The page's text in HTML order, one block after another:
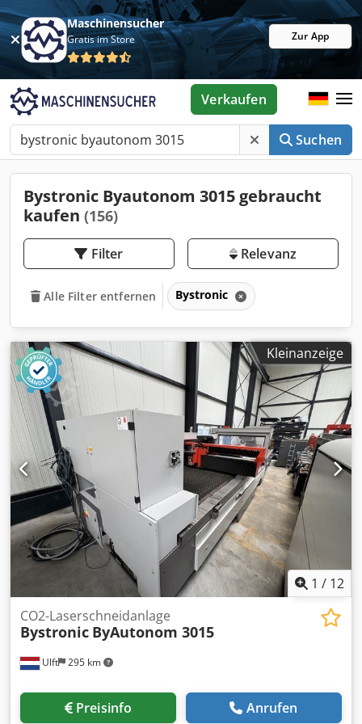
Maschinensucher
Gratis im Store Zur App
Suchen
Verkaufen
Bystronic Byautonom 3015 gebraucht
kaufen (156)
Filter Relevanz
Alle Filter entfernen Bystronic
Kleinanzeige
1 / 12
Ulft 295 km
CO2-Laserschneidanlage
Bystronic ByAutonom 3015
Preisinfo Anrufen